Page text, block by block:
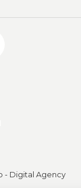
- Digital Agency